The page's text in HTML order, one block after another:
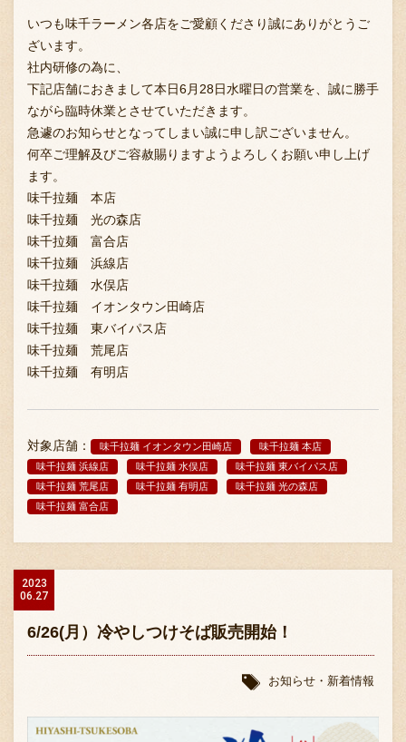
いつも味千ラーメン各店をご愛顧くださり誠にありがとうご
ざいます。
社内研修の為に、
下記店舗におきまして本日6月28日水曜日の営業を、誠に勝手
ながら臨時休業とさせていただきます。
急遽のお知らせとなってしまい誠に申し訳ございません。
何卒ご理解及びご容赦賜りますようよろしくお願い申し上げ
ます。
味千拉麺 本店
味千拉麺 光の森店
味千拉麺 富合店
味千拉麺 浜線店
味千拉麺 水俣店
味千拉麺 イオンタウン田崎店
味千拉麺 東バイパス店
味千拉麺 荒尾店
味千拉麺 有明店
対象店舗： 味千拉麺 イオンタウン田崎店
味千拉麺 本店
味千拉麺 浜線店
味千拉麺 水俣店
味千拉麺 東バイパス店
味千拉麺 荒尾店
味千拉麺 有明店
味千拉麺 光の森店
味千拉麺 富合店
2023
06.27
6/26(月）冷やしつけそば販売開始！
お知らせ・新着情報